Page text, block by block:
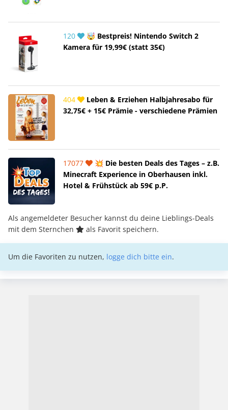
120
🤯 Bestpreis! Nintendo Switch 2
Kamera für 19,99€ (statt 35€)
404
Leben & Erziehen Halbjahresabo für
32,75€ + 15€ Prämie - verschiedene Prämien
17077
💥 Die besten Deals des Tages – z.B.
Minecraft Experience in Oberhausen inkl.
Hotel & Frühstück ab 59€ p.P.
Als angemeldeter Besucher kannst du deine Lieblings-Deals
mit dem Sternchen
als Favorit speichern.
Um die Favoriten zu nutzen, logge dich bitte ein.